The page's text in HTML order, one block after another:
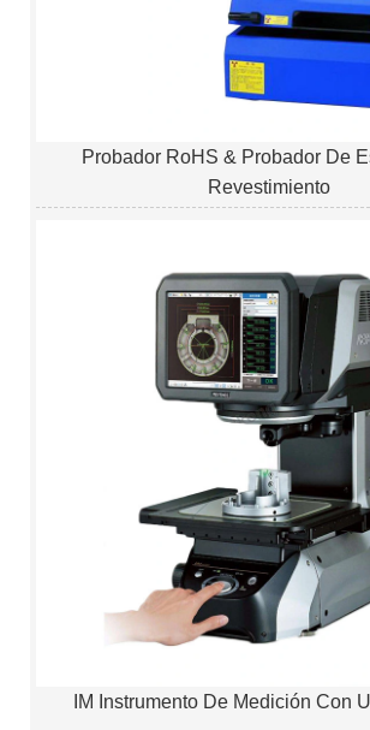
Probador RoHS & Probador De
Revestimiento
IM Instrumento De Medición Con